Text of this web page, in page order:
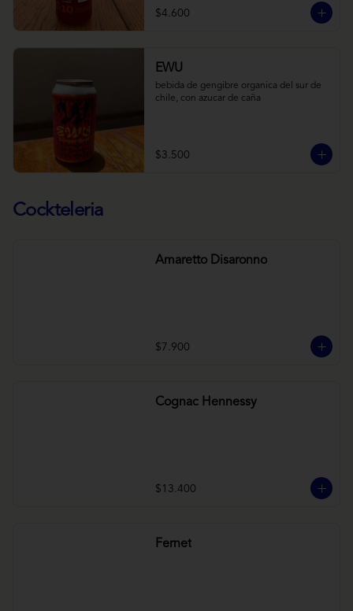
$4.600
EWU
bebida de gengibre organica del sur de
chile, con azucar de caña
$3.500
Cockteleria
Amaretto Disaronno
$7.900
Cognac Hennessy
$13.400
Fernet